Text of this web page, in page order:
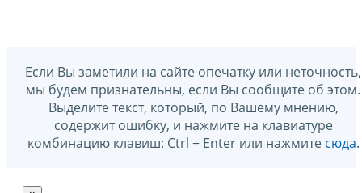
Если Вы заметили на сайте опечатку или неточность,
мы будем признательны, если Вы сообщите об этом.
Выделите текст, который, по Вашему мнению,
содержит ошибку, и нажмите на клавиатуре
комбинацию клавиш: Ctrl + Enter или нажмите сюда.